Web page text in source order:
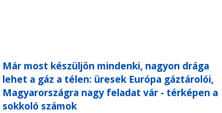
Már most készüljön mindenki, nagyon drága
lehet a gáz a télen: üresek Európa gáztárolói,
Magyarországra nagy feladat vár - térképen a
sokkoló számok